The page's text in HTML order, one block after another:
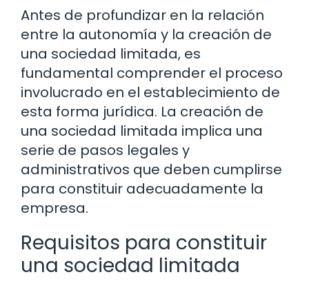
Antes de profundizar en la relación
entre la autonomía y la creación de
una sociedad limitada, es
fundamental comprender el proceso
involucrado en el establecimiento de
esta forma jurídica. La creación de
una sociedad limitada implica una
serie de pasos legales y
administrativos que deben cumplirse
para constituir adecuadamente la
empresa.
Requisitos para constituir
una sociedad limitada